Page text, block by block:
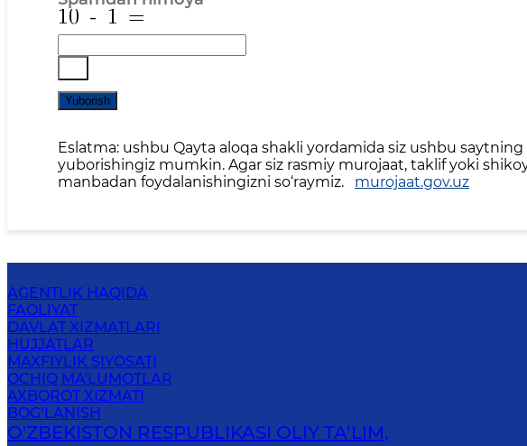
Yuborish
Eslatma: ushbu Qayta aloqa shakli yordamida siz ushbu
yuborishingiz mumkin. Agar siz rasmiy murojaat, taklif yoki
manbadan foydalanishingizni so‘raymiz.
murojaat.gov.uz
AGENTLIK HAQIDA
FAOLIYAT
DAVLAT XIZMATLARI
HUJJATLAR
MAXFIYLIK SIYOSATI
OCHIQ MA'LUMOTLAR
AXBOROT XIZMATI
BOG‘LANISH
O'ZBEKISTON RESPUBLIKASI OLIY TA’LIM,